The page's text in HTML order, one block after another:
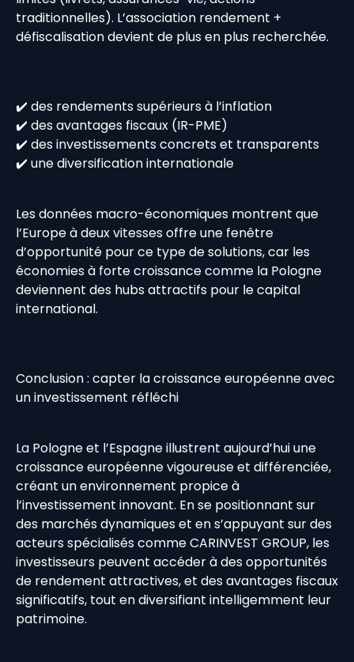
traditionnelles). L’association rendement +
défiscalisation devient de plus en plus recherchée.
✔️ des rendements supérieurs à l’inflation
✔️ des avantages fiscaux (IR-PME)
✔️ des investissements concrets et transparents
✔️ une diversification internationale
Les données macro-économiques montrent que
l’Europe à deux vitesses offre une fenêtre
d’opportunité pour ce type de solutions, car les
économies à forte croissance comme la Pologne
deviennent des hubs attractifs pour le capital
international.
Conclusion : capter la croissance européenne avec
un investissement réfléchi
La Pologne et l’Espagne illustrent aujourd’hui une
croissance européenne vigoureuse et différenciée,
créant un environnement propice à
l’investissement innovant. En se positionnant sur
des marchés dynamiques et en s’appuyant sur des
acteurs spécialisés comme CARINVEST GROUP, les
investisseurs peuvent accéder à des opportunités
de rendement attractives, et des avantages fiscaux
significatifs, tout en diversifiant intelligemment leur
patrimoine.